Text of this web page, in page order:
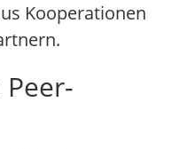
Kooperationen